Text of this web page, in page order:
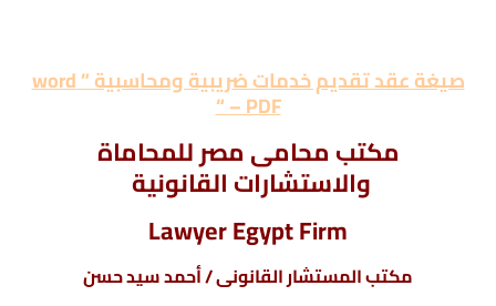
صيغة عقد تقديم خدمات ضريبية ومحاسبية ” word
– PDF “
مكتب محامى مصر للمحاماة
والاستشارات القانونية
Lawyer Egypt Firm
مكتب المستشار القانونى / أحمد سيد حسن